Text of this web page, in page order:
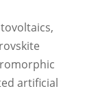
artificial